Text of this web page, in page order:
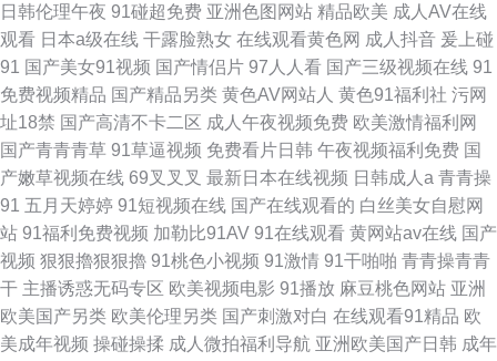
日韩伦理午夜 91碰超免费 亚洲色图网站 精品欧美 成人AV在线
观看 日本a级在线 干露脸熟女 在线观看黄色网 成人抖音 爰上碰
91 国产美女91视频 国产情侣片 97人人看 国产三级视频在线 91
免费视频精品 国产精品另类 黄色AV网站人 黄色91福利社 污网
址18禁 国产高清不卡二区 成人午夜视频免费 欧美激情福利网
国产青青青草 91草逼视频 免费看片日韩 午夜视频福利免费 国
产嫩草视频在线 69叉叉叉 最新日本在线视频 日韩成人a 青青操
91 五月天婷婷 91短视频在线 国产在线观看的 白丝美女自慰网
站 91福利免费视频 加勒比91AV 91在线观看 黄网站av在线 国产
视频 狠狠擼狠狠擼 91桃色小视频 91激情 91干啪啪 青青操青青
干 主播诱惑无码专区 欧美视频电影 91播放 麻豆桃色网站 亚洲
欧美国产另类 欧美伦理另类 国产刺激对白 在线观看91精品 欧
美成年视频 操碰操揉 成人微拍福利导航 亚洲欧美国产日韩 成年